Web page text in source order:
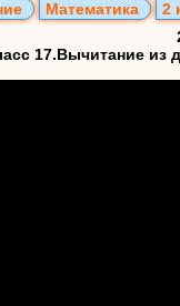
Математика
2
17.Вычитание из